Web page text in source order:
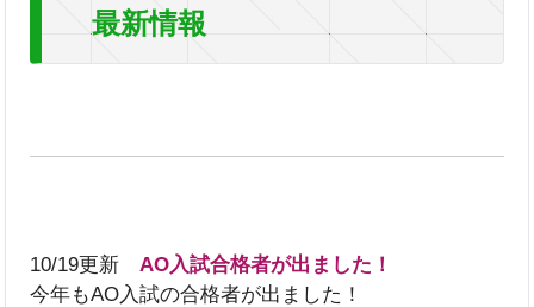
最新情報
10/19更新 AO入試合格者が出ました！
今年もAO入試の合格者が出ました！